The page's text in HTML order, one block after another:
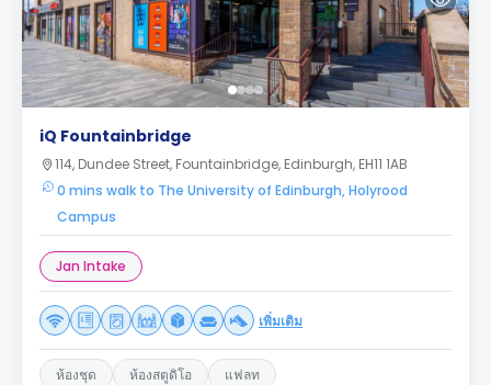
iQ Fountainbridge
114, Dundee Street, Fountainbridge, Edinburgh, EH11 1AB
0 mins walk to The University of Edinburgh, Holyrood
Campus
Jan Intake
เพิ่มเติม
ห้องชุด ห้องสตูดิโอ แฟลท